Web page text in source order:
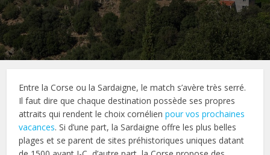
Entre la Corse ou la Sardaigne, le match s’avère très serré.
Il faut dire que chaque destination possède ses propres
attraits qui rendent le choix cornélienpour vos prochaines
vacances. Si d’une part, la Sardaigne offre les plus belles
plages et se parent de sites préhistoriques uniques datant